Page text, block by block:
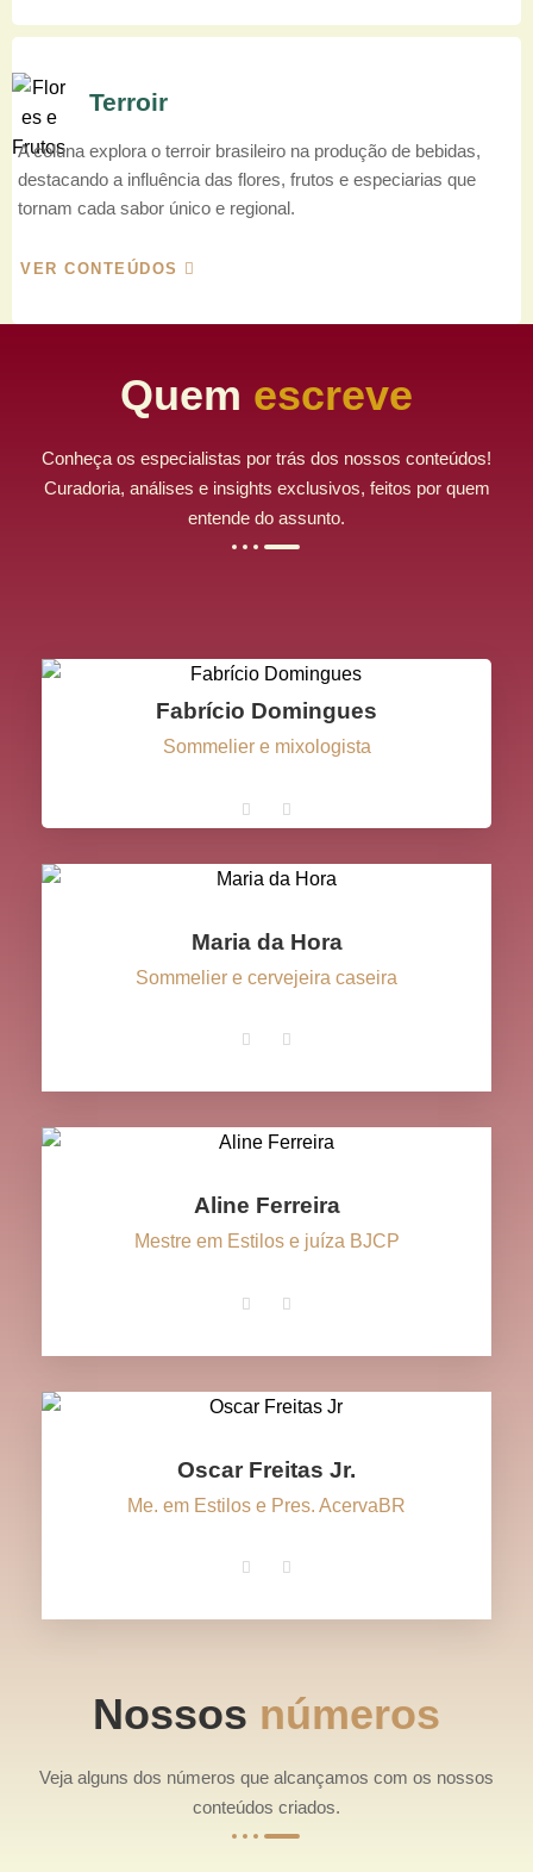
Terroir
A coluna explora o terroir brasileiro na produção de bebidas,
destacando a influência das flores, frutos e especiarias que
tornam cada sabor único e regional.
VER CONTEÚDOS
Quem escreve
Conheça os especialistas por trás dos nossos conteúdos!
Curadoria, análises e insights exclusivos, feitos por quem
entende do assunto.
Fabrício Domingues
Sommelier e mixologista
Maria da Hora
Sommelier e cervejeira caseira
Aline Ferreira
Mestre em Estilos e juíza BJCP
Oscar Freitas Jr.
Me. em Estilos e Pres. AcervaBR
Nossos números
Veja alguns dos números que alcançamos com os nossos
conteúdos criados.